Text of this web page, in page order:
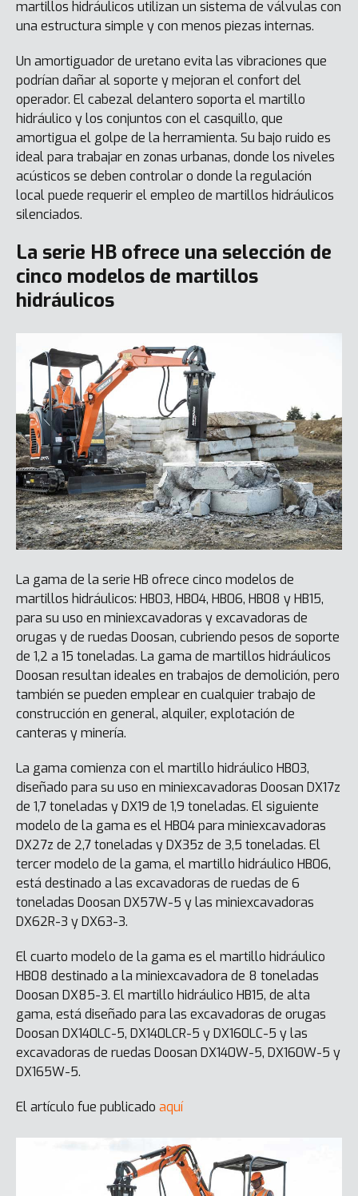
martillos hidráulicos utilizan un sistema de válvulas con
una estructura simple y con menos piezas internas.
Un amortiguador de uretano evita las vibraciones que
podrían dañar al soporte y mejoran el confort del
operador. El cabezal delantero soporta el martillo
hidráulico y los conjuntos con el casquillo, que
amortigua el golpe de la herramienta. Su bajo ruido es
ideal para trabajar en zonas urbanas, donde los niveles
acústicos se deben controlar o donde la regulación
local puede requerir el empleo de martillos hidráulicos
silenciados.
La serie HB ofrece una selección de
cinco modelos de martillos
hidráulicos
La gama de la serie HB ofrece cinco modelos de
martillos hidráulicos: HB03, HB04, HB06, HB08 y HB15,
para su uso en miniexcavadoras y excavadoras de
orugas y de ruedas Doosan, cubriendo pesos de soporte
de 1,2 a 15 toneladas. La gama de martillos hidráulicos
Doosan resultan ideales en trabajos de demolición, pero
también se pueden emplear en cualquier trabajo de
construcción en general, alquiler, explotación de
canteras y minería.
La gama comienza con el martillo hidráulico HB03,
diseñado para su uso en miniexcavadoras Doosan DX17z
de 1,7 toneladas y DX19 de 1,9 toneladas. El siguiente
modelo de la gama es el HB04 para miniexcavadoras
DX27z de 2,7 toneladas y DX35z de 3,5 toneladas. El
tercer modelo de la gama, el martillo hidráulico HB06,
está destinado a las excavadoras de ruedas de 6
toneladas Doosan DX57W-5 y las miniexcavadoras
DX62R-3 y DX63-3.
El cuarto modelo de la gama es el martillo hidráulico
HB08 destinado a la miniexcavadora de 8 toneladas
Doosan DX85-3. El martillo hidráulico HB15, de alta
gama, está diseñado para las excavadoras de orugas
Doosan DX140LC-5, DX140LCR-5 y DX160LC-5 y las
excavadoras de ruedas Doosan DX140W-5, DX160W-5 y
DX165W-5.
El artículo fue publicado aquí